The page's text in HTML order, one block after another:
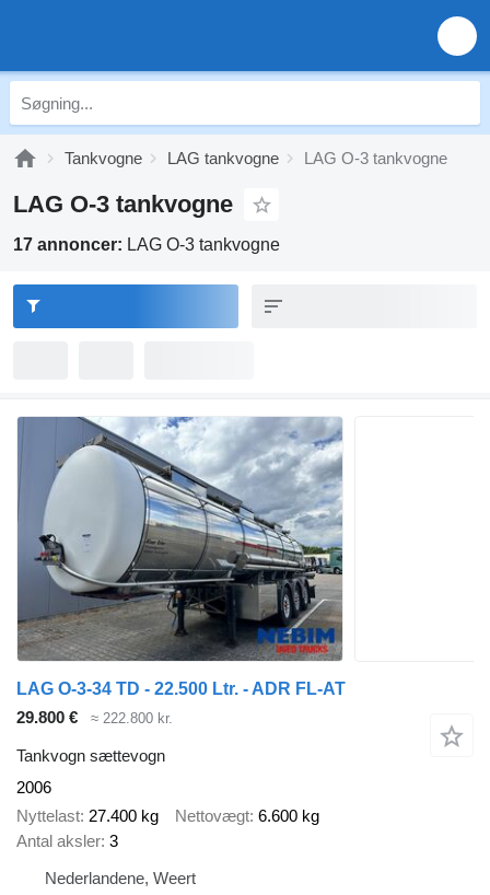
Tankvogne LAG tankvogne LAG O-3 tankvogne
LAG O-3 tankvogne
17 annoncer: LAG O-3 tankvogne
LAG O-3-34 TD - 22.500 Ltr. - ADR FL-AT
29.800 €
≈ 222.800 kr.
Tankvogn sættevogn
2006
Nyttelast 27.400 kg Nettovægt 6.600 kg
Antal aksler 3
Nederlandene, Weert